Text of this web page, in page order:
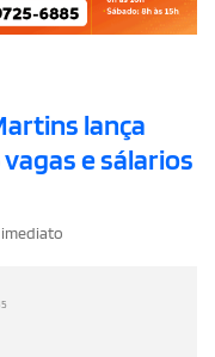
lança
e sálarios
imediato